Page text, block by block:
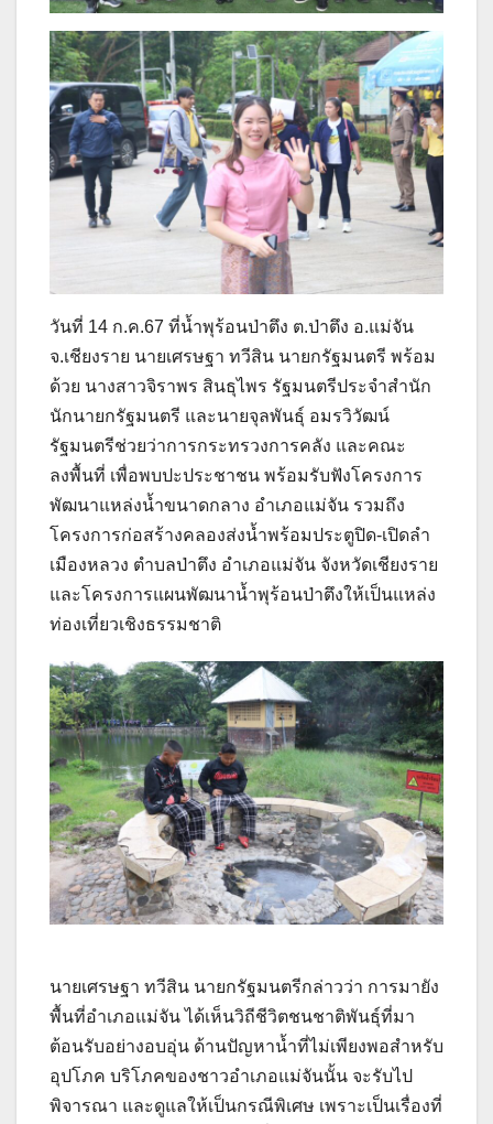
วันที่ 14 ก.ค.67 ที่น้ำพุร้อนป่าตึง ต.ป่าตึง อ.แม่จัน
จ.เชียงราย นายเศรษฐา ทวีสิน นายกรัฐมนตรี พร้อม
ด้วย นางสาวจิราพร สินธุไพร รัฐมนตรีประจำสำนัก
นักนายกรัฐมนตรี และนายจุลพันธุ์ อมรวิวัฒน์
รัฐมนตรีช่วยว่าการกระทรวงการคลัง และคณะ
ลงพื้นที่ เพื่อพบปะประชาชน พร้อมรับฟังโครงการ
พัฒนาแหล่งน้ำขนาดกลาง อำเภอแม่จัน รวมถึง
โครงการก่อสร้างคลองส่งน้ำพร้อมประตูปิด-เปิดลำ
เมืองหลวง ตำบลป่าตึง อำเภอแม่จัน จังหวัดเชียงราย
และโครงการแผนพัฒนาน้ำพุร้อนป่าตึงให้เป็นแหล่ง
ท่องเที่ยวเชิงธรรมชาติ
นายเศรษฐา ทวีสิน นายกรัฐมนตรีกล่าวว่า การมายัง
พื้นที่อำเภอแม่จัน ได้เห็นวิถีชีวิตชนชาติพันธุ์ที่มา
ต้อนรับอย่างอบอุ่น ด้านปัญหาน้ำที่ไม่เพียงพอสำหรับ
อุปโภค บริโภคของชาวอำเภอแม่จันนั้น จะรับไป
พิจารณา และดูแลให้เป็นกรณีพิเศษ เพราะเป็นเรื่องที่